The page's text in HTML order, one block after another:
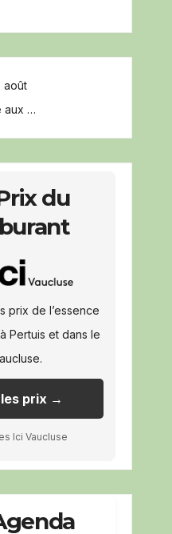
août
aux …
du
prix de l’essence
Pertuis et dans le
prix →
Ici Vaucluse